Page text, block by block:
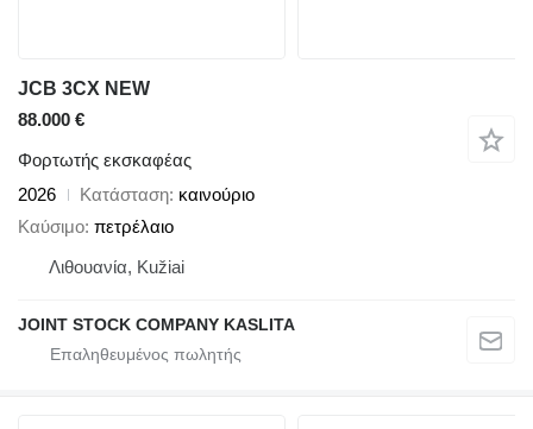
JCB 3CX NEW
88.000 €
Φορτωτής εκσκαφέας
2026
Κατάσταση καινούριο
Καύσιμο πετρέλαιο
Λιθουανία, Kužiai
JOINT STOCK COMPANY KASLITA